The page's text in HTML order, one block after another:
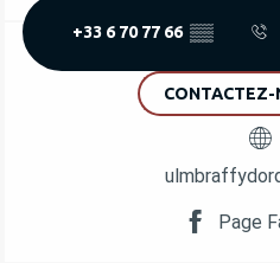
+33 6 70 77 66 ▒▒
CONTACTEZ-
Page